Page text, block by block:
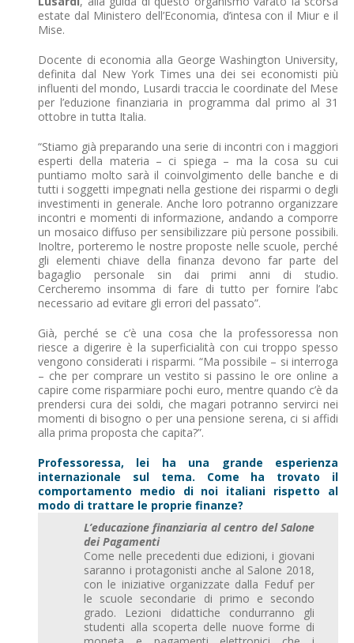
estate dal Ministero dell’Economia, d’intesa con il Miur e il
Mise.
Docente di economia alla George Washington University,
definita dal New York Times una dei sei economisti più
influenti del mondo, Lusardi traccia le coordinate del Mese
per l’eduzione finanziaria in programma dal primo al 31
ottobre in tutta Italia.
“Stiamo già preparando una serie di incontri con i maggiori
esperti della materia – ci spiega – ma la cosa su cui
puntiamo molto sarà il coinvolgimento delle banche e di
tutti i soggetti impegnati nella gestione dei risparmi o degli
investimenti in generale. Anche loro potranno organizzare
incontri e momenti di informazione, andando a comporre
un mosaico diffuso per sensibilizzare più persone possibili.
Inoltre, porteremo le nostre proposte nelle scuole, perché
gli elementi chiave della finanza devono far parte del
bagaglio personale sin dai primi anni di studio.
Cercheremo insomma di fare di tutto per fornire l’abc
necessario ad evitare gli errori del passato”.
Già, perché se c’è una cosa che la professoressa non
riesce a digerire è la superficialità con cui troppo spesso
vengono considerati i risparmi. “Ma possibile – si interroga
– che per comprare un vestito si passino le ore online a
capire come risparmiare pochi euro, mentre quando c’è da
prendersi cura dei soldi, che magari potranno servirci nei
momenti di bisogno o per una pensione serena, ci si affidi
alla prima proposta che capita?”.
Professoressa, lei ha una grande esperienza
internazionale sul tema. Come ha trovato il
comportamento medio di noi italiani rispetto al
modo di trattare le proprie finanze?
L’educazione finanziaria al centro del Salone
dei Pagamenti
Come nelle precedenti due edizioni, i giovani
saranno i protagonisti anche al Salone 2018,
con le iniziative organizzate dalla Feduf per
le scuole secondarie di primo e secondo
grado. Lezioni didattiche condurranno gli
studenti alla scoperta delle nuove forme di